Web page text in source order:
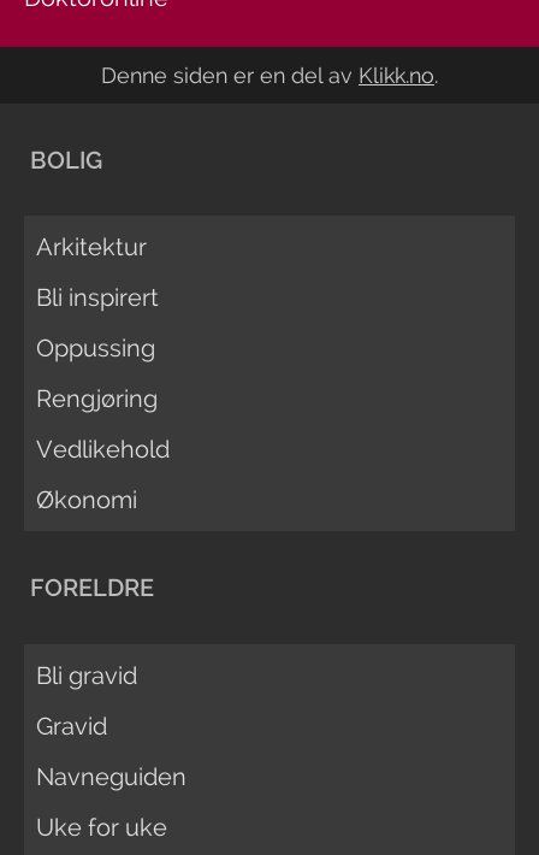
Denne siden er en del av Klikk.no.
BOLIG
Arkitektur
Bli inspirert
Oppussing
Rengjøring
Vedlikehold
Økonomi
FORELDRE
Bli gravid
Gravid
Navneguiden
Uke for uke